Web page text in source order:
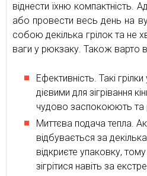
віднести їхню компактність.
або провести весь день на
собою декілька грілок та не
ваги у рюкзаку. Також варто
Ефективність. Такі
дієвими для зігрівання
чудово заспокоюють та
Миттєва подача тепла.
відбувається за
відкриєте упаковку,
зігрітися навіть за